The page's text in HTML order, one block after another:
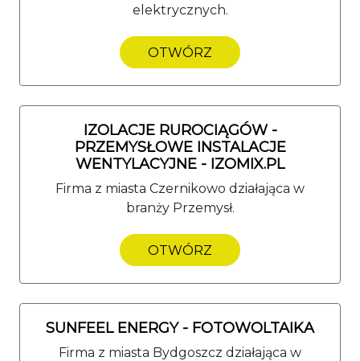
elektrycznych.
OTWÓRZ
IZOLACJE RUROCIĄGÓW -
PRZEMYSŁOWE INSTALACJE
WENTYLACYJNE - IZOMIX.PL
Firma z miasta Czernikowo działająca w
branży Przemysł.
OTWÓRZ
SUNFEEL ENERGY - FOTOWOLTAIKA
Firma z miasta Bydgoszcz działająca w